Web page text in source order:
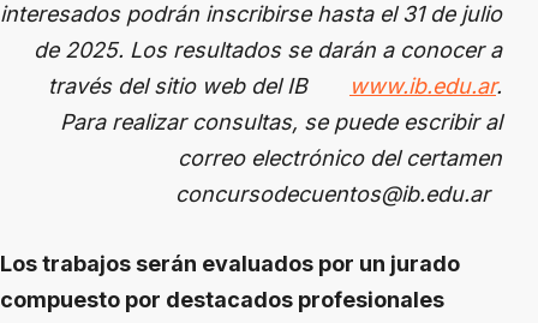
interesados podrán inscribirse hasta el 31 de julio
de 2025. Los resultados se darán a conocer a
través del sitio web del IB
www.ib.edu.ar.
Para realizar consultas, se puede escribir al
correo electrónico del certamen
concursodecuentos@ib.edu.ar
Los trabajos serán evaluados por un jurado
compuesto por destacados profesionales